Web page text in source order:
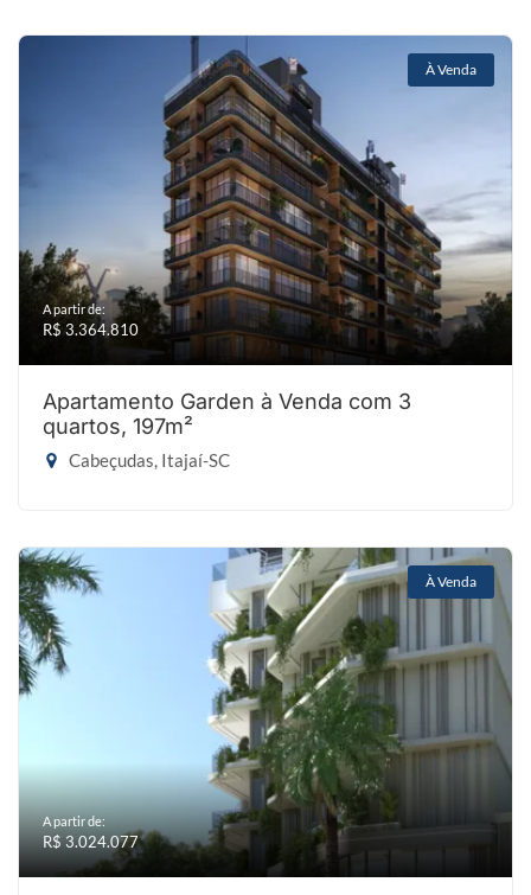
À Venda
A partir de:
R$ 3.364.810
Apartamento Garden à Venda com 3
quartos, 197m²
Cabeçudas, Itajaí-SC
À Venda
A partir de:
R$ 3.024.077